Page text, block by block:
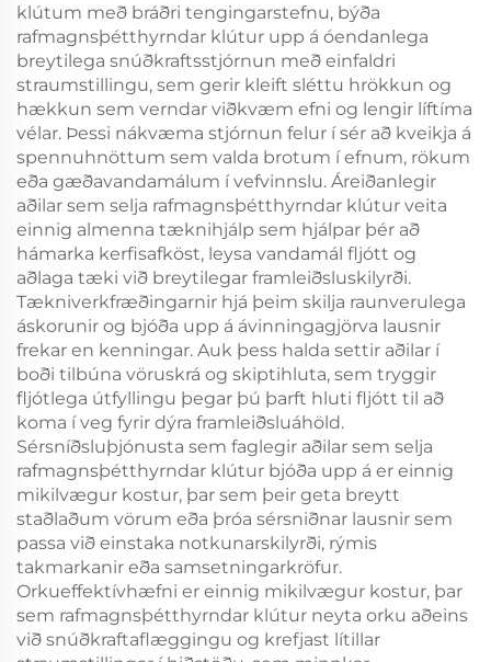
klútum með bráðri tengingarstefnu, býða
rafmagnsþétthyrndar klútur upp á óendanlega
breytilega snúðkraftsstjórnun með einfaldri
straumstillingu, sem gerir kleift sléttu hrökkun og
hækkun sem verndar viðkvæm efni og lengir líftíma
vélar. Þessi nákvæma stjórnun felur í sér að kveikja á
spennuhnöttum sem valda brotum í efnum, rökum
eða gæðavandamálum í vefvinnslu. Áreiðanlegir
aðilar sem selja rafmagnsþétthyrndar klútur veita
einnig almenna tæknihjálp sem hjálpar þér að
hámarka kerfisafköst, leysa vandamál fljótt og
aðlaga tæki við breytilegar framleiðsluskilyrði.
Tækniverkfræðingarnir hjá þeim skilja raunverulega
áskorunir og bjóða upp á ávinningagjörva lausnir
frekar en kenningar. Auk þess halda settir aðilar í
boði tilbúna vöruskrá og skiptihluta, sem tryggir
fljótlega útfyllingu þegar þú þarft hluti fljótt til að
koma í veg fyrir dýra framleiðsluáhöld.
Sérsníðsluþjónusta sem faglegir aðilar sem selja
rafmagnsþétthyrndar klútur bjóða upp á er einnig
mikilvægur kostur, þar sem þeir geta breytt
staðlaðum vörum eða þróa sérsniðnar lausnir sem
passa við einstaka notkunarskilyrði, rýmis
takmarkanir eða samsetningarkröfur.
Orkueffektívhæfni er einnig mikilvægur kostur, þar
sem rafmagnsþétthyrndar klútur neyta orku aðeins
við snúðkraftaflæggingu og krefjast lítillar